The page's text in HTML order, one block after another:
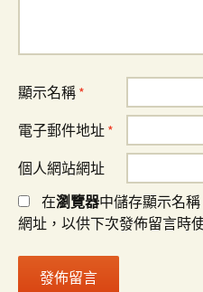
顯示名稱 *
電子郵件地址 *
個人網站網址
在瀏覽器中儲存顯示名
網址，以供下次發佈留言時